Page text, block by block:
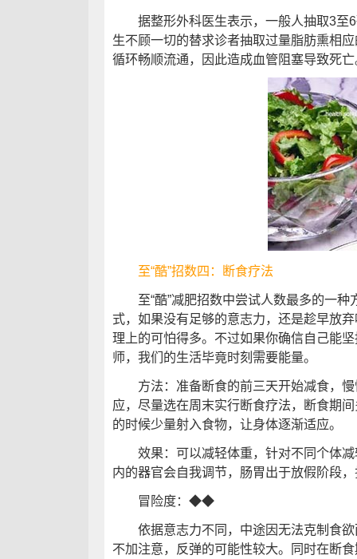
据整形外科医生表示，一般人抽取3至6
生不顾一切的替求诊者抽取过量脂肪熏相
循环畅顺流通，因此造成血管阻塞导致死亡
至“酷”招数四：断食疗法
至“酷”减肥招数中尝试人数最多的一种
式，如果没有足够的意志力，还是趁早放
理上的可怕得多。不过如果你确信自己能
师，我们的生活毕竟时刻需要能量。
方法：准备断食的前三天开始减食，慢
应，尽量选在周末实行断食疗法，断食期
的时候少量射入食物，让身体逐渐适应。
效果：可以减轻体重，针对不同个体减
内的器官会自我调节，肠胃出于放假阶段
冒险度：◆◆
依据意志力不同，中途因无法克制食欲
不加注意，反弹的可能性较大。同时在断